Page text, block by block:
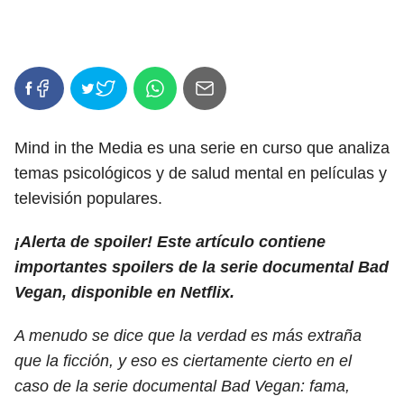
Mind in the Media es una serie en curso que analiza
temas psicológicos y de salud mental en películas y
televisión populares.
¡Alerta de spoiler! Este artículo contiene
importantes spoilers de la serie documental Bad
Vegan, disponible en Netflix.
A menudo se dice que la verdad es más extraña
que la ficción, y eso es ciertamente cierto en el
caso de la serie documental Bad Vegan: fama,